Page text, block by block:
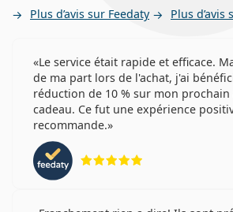
Plus d’avis sur Feedaty Plus d’avis
Le service était rapide et efficace.
de ma part lors de l'achat, j'ai
réduction de 10 % sur mon
cadeau. Ce fut une expérience
recommande.